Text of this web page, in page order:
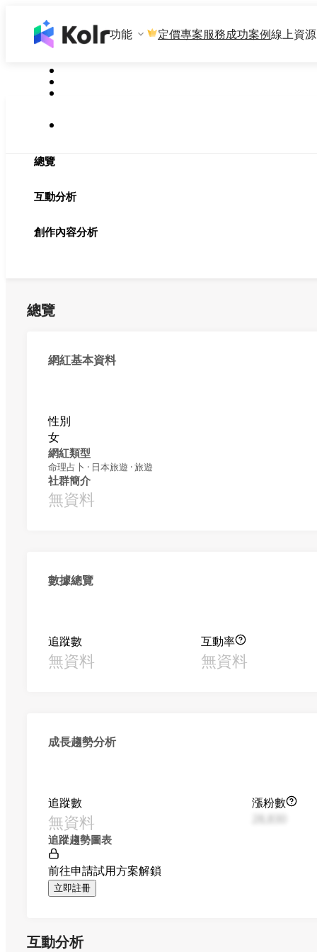
功能 定價專案服務成功案例線上資源
總覽
互動分析
創作內容分析
總覽
網紅基本資料
性別
女
網紅類型
命理占卜 · 日本旅遊 · 旅遊
社群簡介
無資料
數據總覽
追蹤數
無資料
互動率
無資料
成長趨勢分析
追蹤數
無資料
漲粉數
追蹤趨勢圖表
前往申請試用方案解鎖
立即註冊
互動分析